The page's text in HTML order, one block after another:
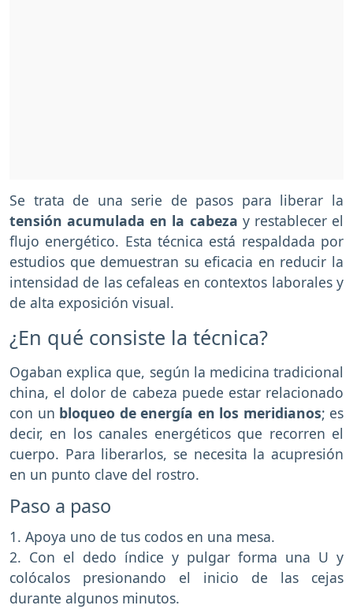
Se trata de una serie de pasos para liberar la
tensión acumulada en la cabeza y restablecer el
flujo energético. Esta técnica está respaldada por
estudios que demuestran su eficacia en reducir la
intensidad de las cefaleas en contextos laborales y
de alta exposición visual.
¿En qué consiste la técnica?
Ogaban explica que, según la medicina tradicional
china, el dolor de cabeza puede estar relacionado
con un bloqueo de energía en los meridianos; es
decir, en los canales energéticos que recorren el
cuerpo. Para liberarlos, se necesita la acupresión
en un punto clave del rostro.
Paso a paso
1. Apoya uno de tus codos en una mesa.
2. Con el dedo índice y pulgar forma una U y
colócalos presionando el inicio de las cejas
durante algunos minutos.